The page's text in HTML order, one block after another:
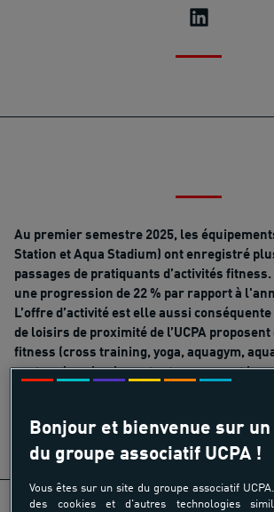
Au premier semestre 2025, les
Station et Aqua Stadium) ont enregistré
passages de pratiquants d’activités
une progression de 22 % par rapport à
L’offre d’activité est elle aussi
de loisirs de proximité de l’UCPA
fitness (cross training, yoga, aquagym,
centres les plus importants proposent
Bonjour et bienvenue sur
du groupe associatif UCPA !
Vous êtes sur un site du groupe associatif
des cookies et d'autres technologies